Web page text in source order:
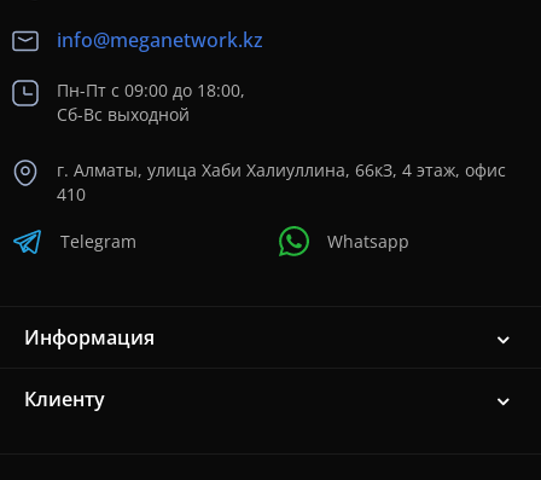
info@meganetwork.kz
Пн-Пт с 09:00 до 18:00,
Сб-Вс выходной
г. Алматы, улица Хаби Халиуллина, 66кЗ, 4 этаж, офис
410
Telegram Whatsapp
Информация
Клиенту